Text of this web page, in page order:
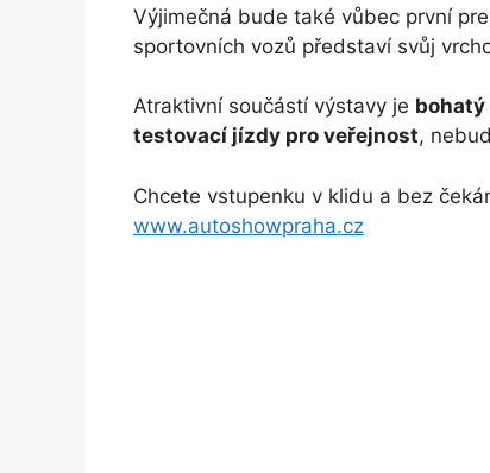
Výjimečná bude také vůbec první
sportovních vozů představí svůj
Atraktivní součástí výstavy je bohatý
testovací jízdy pro veřejnost,
Chcete vstupenku v klidu a bez
www.autoshowpraha.cz